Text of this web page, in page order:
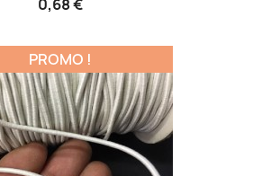
0,68 €
PROMO !